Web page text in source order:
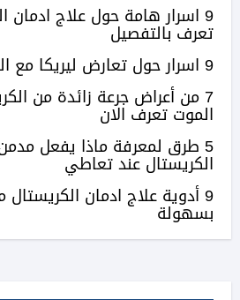
9 اسرار هامة حول علاج ادمان
تعرف بالتفصيل
9 اسرار حول تعارض ليريكا مع القهوه تعرف الان
7 من أعراض جرعة زائدة من
الموت تعرف الان
5 طرق لمعرفة ماذا يفعل
الكريستال عند تعاطي
9 أدوية علاج ادمان
بسهولة